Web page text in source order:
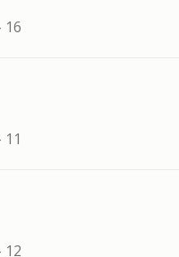
16
12